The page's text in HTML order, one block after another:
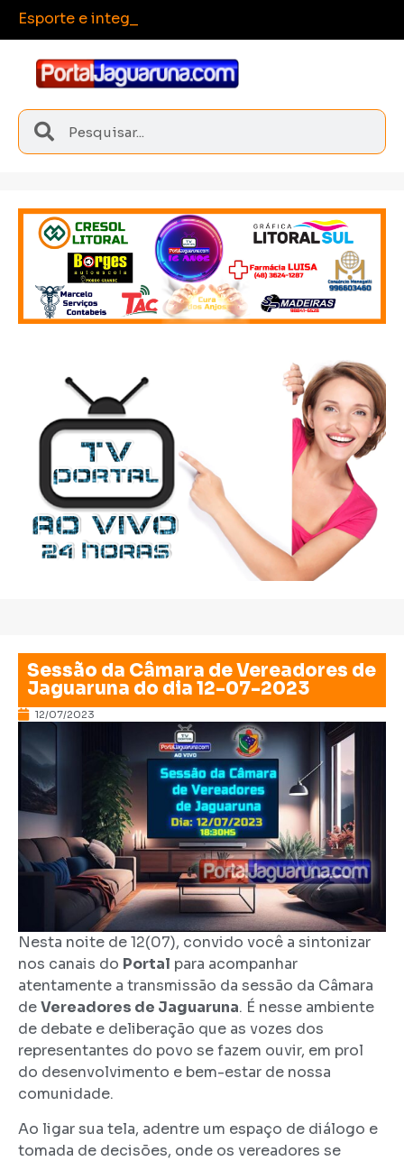
Esporte e integração marcam torneio
Sessão da Câmara de Vereadores de
Jaguaruna do dia 12-07-2023
12/07/2023
Nesta noite de 12(07), convido você a sintonizar
nos canais do Portal para acompanhar
atentamente a transmissão da sessão da Câmara
deVereadores de Jaguaruna. É nesse ambiente
de debate e deliberação que as vozes dos
representantes do povo se fazem ouvir, em prol
do desenvolvimento e bem-estar de nossa
comunidade.
Ao ligar sua tela, adentre um espaço de diálogo e
tomada de decisões, onde os vereadores se